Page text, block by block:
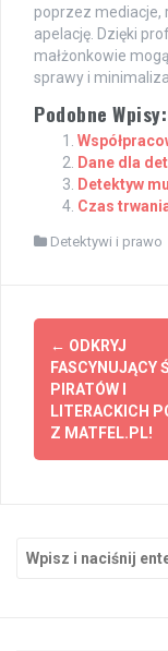
poprzez mediacje,
apelację. Dzięki
małżonkowie
sprawy i
Podobne Wpisy:
Dane dla
Detektyw
Czas
Detektywi i prawo
Zobacz
wpisy
← ODKRYJ
FASCYNUJĄCY
PIRATÓW I
LITERACKICH
Z MATFEL.PL!